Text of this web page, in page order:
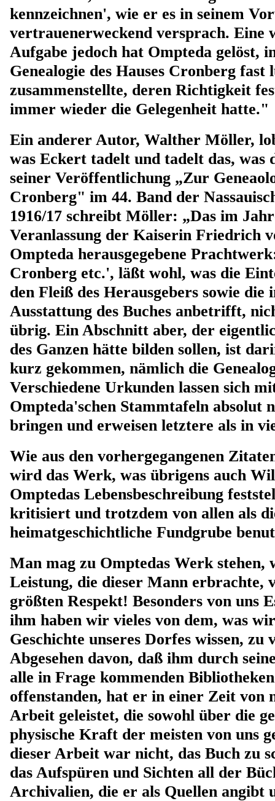
kennzeichnen', wie er es in seinem
vertrauenerweckend versprach. Eine
Aufgabe jedoch hat Ompteda gelöst,
Genealogie des Hauses Cronberg fast
zusammenstellte, deren Richtigkeit
immer wieder die Gelegenheit hatte."
Ein anderer Autor, Walther Möller,
was Eckert tadelt und tadelt das, was
seiner Veröffentlichung „Zur
Cronberg" im 44. Band der
1916/17 schreibt Möller: „Das im
Veranlassung der Kaiserin Friedrich
Ompteda herausgegebene
Cronberg etc.', läßt wohl, was die
den Fleiß des Herausgebers sowie die
Ausstattung des Buches anbetrifft,
übrig. Ein Abschnitt aber, der
des Ganzen hätte bilden sollen, ist
kurz gekommen, nämlich die
Verschiedene Urkunden lassen sich
Ompteda'schen Stammtafeln absolut
bringen und erweisen letztere als in
Wie aus den vorhergegangenen
wird das Werk, was übrigens auch
Omptedas Lebensbeschreibung
kritisiert und trotzdem von allen als
heimatgeschichtliche Fundgrube
Man mag zu Omptedas Werk stehen,
Leistung, die dieser Mann erbrachte,
größten Respekt! Besonders von uns
ihm haben wir vieles von dem, was
Geschichte unseres Dorfes wissen, zu
Abgesehen davon, daß ihm durch
alle in Frage kommenden
offenstanden, hat er in einer Zeit von
Arbeit geleistet, die sowohl über die
physische Kraft der meisten von uns
dieser Arbeit war nicht, das Buch zu
das Aufspüren und Sichten all der
Archivalien, die er als Quellen angibt